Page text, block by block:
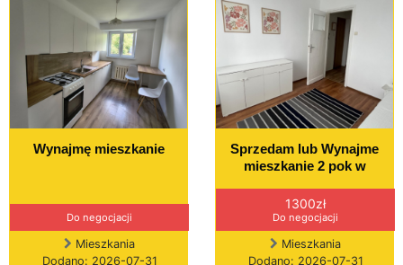
Wynajmę mieszkanie
Do negocjacji
Mieszkania
Dodano: 2026-07-31
Sprzedam lub Wynajme
mieszkanie 2 pok w
1300zł
Do negocjacji
Mieszkania
Dodano: 2026-07-31